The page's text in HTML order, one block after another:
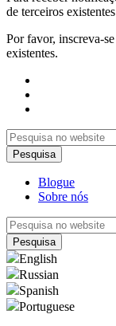
de terceiros existentes
Por favor, inscreva-
existentes.
Blogue
Sobre nós
English
Russian
Spanish
Portuguese